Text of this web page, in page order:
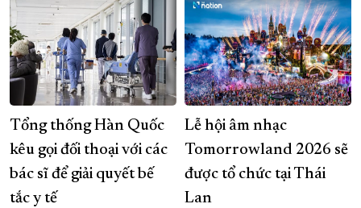
Tổng thống Hàn Quốc
kêu gọi đối thoại với các
bác sĩ để giải quyết bế
tắc y tế
Lễ hội âm nhạc
Tomorrowland 2026 sẽ
được tổ chức tại Thái
Lan